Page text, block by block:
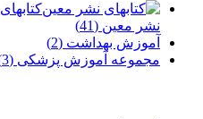
کتابهای
نشر معین (41)
آموزش بهداشت (2)
مجموعه آموزش پزشکی (3)